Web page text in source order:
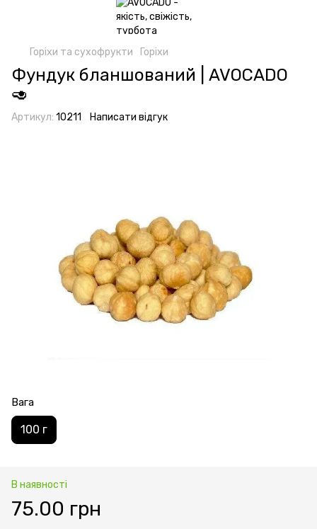
Горіхи та сухофрукти Горіхи
Фундук бланшований | AVOCADO
🥑
Артикул: 10211 Написати відгук
Вага
100 г
В наявності
75.00 грн